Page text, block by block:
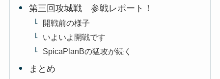
第三回攻城戦 参戦レポート！
開戦前の様子
いよいよ開戦です
SpicaPlanBの猛攻が続く
まとめ